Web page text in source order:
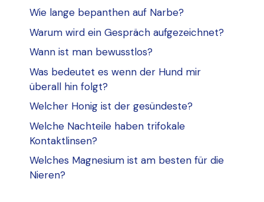
Wie lange bepanthen auf Narbe?
Warum wird ein Gespräch aufgezeichnet?
Wann ist man bewusstlos?
Was bedeutet es wenn der Hund mir
überall hin folgt?
Welcher Honig ist der gesündeste?
Welche Nachteile haben trifokale
Kontaktlinsen?
Welches Magnesium ist am besten für die
Nieren?